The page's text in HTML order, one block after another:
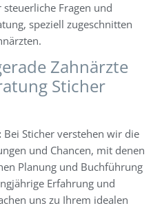
Fragen und
speziell zugeschnitten
Zahnärzte
Sticher
Bei Sticher verstehen wir die
und Chancen, mit denen
Planung und Buchführung
Erfahrung und
uns zu Ihrem idealen